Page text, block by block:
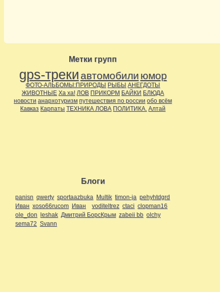
Метки групп
gps-треки автомобили юмор
ФОТО-АЛЬБОМЫ:ПРИРОДЫ РЫБЫ АНЕГДОТЫ
ЖИВОТНЫЕ Ха ха! ЛОВ ПРИКОРМ БАЙКИ БЛЮДА
новости анархотуризм путешествия по россии обо всём
Кавказ Карпаты ТЕХНИКА ЛОВА ПОЛИТИКА. Алтай
Блоги
panisn qwerty sportaazbuka Multik timon-ja pehyhtdgrd
Иван xoso66rucom Иван voditeltrez ctaci clopman16
ole_don leshak Дмитрий БорсКрым zabeii bb olchy
sema72 Svann